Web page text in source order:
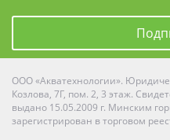
ООО «Акватехнологии».
Козлова, 7Г, пом. 2, 3 этаж.
выдано 15.05.2009 г. Минским
зарегистрирован в торговом